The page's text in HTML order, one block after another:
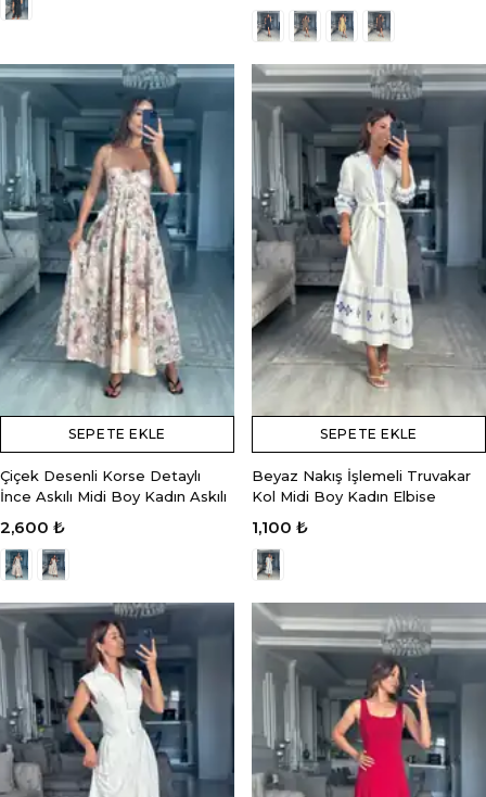
SEPETE EKLE
Çiçek Desenli Korse Detaylı
İnce Askılı Midi Boy Kadın Askılı
2,600 ₺
SEPETE EKLE
Beyaz Nakış İşlemeli Truvakar
Kol Midi Boy Kadın Elbise
1,100 ₺